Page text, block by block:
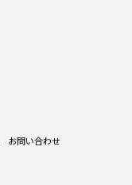
お問い合わせ